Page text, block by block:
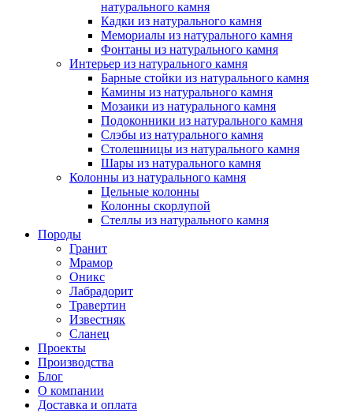
натурального камня
Кадки из натурального камня
Мемориалы из натурального камня
Фонтаны из натурального камня
Интерьер из натурального камня
Барные стойки из натурального камня
Камины из натурального камня
Мозаики из натурального камня
Подоконники из натурального камня
Слэбы из натурального камня
Столешницы из натурального камня
Шары из натурального камня
Колонны из натурального камня
Цельные колонны
Колонны скорлупой
Стеллы из натурального камня
Породы
Гранит
Мрамор
Оникс
Лабрадорит
Травертин
Известняк
Сланец
Проекты
Производства
Блог
О компании
Доставка и оплата